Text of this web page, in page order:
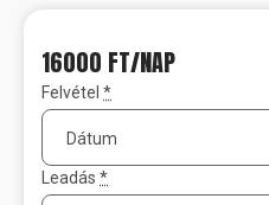
16000 FT/NAP
Felvétel *
Leadás *